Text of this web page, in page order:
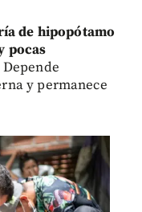
de hipopótamo
pocas
Depende
y permanece